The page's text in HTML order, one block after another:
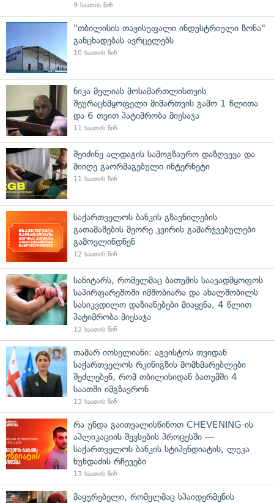
9 საათის წინ
"თბილისის თავისუფალი ინდუსტრიული ზონა"
განცხადებას ავრცელებს
10 საათის წინ
ნიკა მელიას მოსამართლისთვის
შეურაცხმყოფელი მიმართვის გამო 1 წლითა
და 6 თვით პატიმრობა მიესაჯა
11 საათის წინ
შეიძინე ალდაგის სამოგზაურო დაზღვევა და
მიიღე გაორმაგებული ინტერნეტი
11 საათის წინ
საქართველოს ბანკის გზავნილების
გათამაშების მეორე კვირის გამარჯვებულები
გამოვლინდნენ
12 საათის წინ
სანიტარს, რომელმაც ბათუმის საავადმყოფოს
საპირფარეშოში იმშობიარა და ახალშობილს
სასიკვდილო დაზიანებები მიაყენა, 4 წლით
პატიმრობა მიესაჯა
12 საათის წინ
თამარ იოსელიანი: აგვისტოს თვიდან
საქართველოს რკინიგზის მომხმარებლები
შეძლებენ, რომ თბილისიდან ბათუმში 4
საათში იმგზავრონ
13 საათის წინ
რა უნდა გაითვალისწინოთ CHEVENING-ის
აპლიკაციის შევსების პროცესში —
საქართველოს ბანკის სტიპენდიატის, ლუკა
ხუნდაძის რჩევები
13 საათის წინ
მაყურებელი, რომელმაც სპაიდერმენის